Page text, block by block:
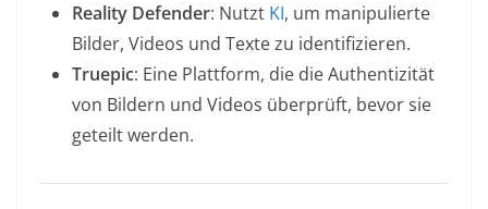
Reality Defender: Nutzt KI, um manipulierte
Bilder, Videos und Texte zu identifizieren.
Truepic: Eine Plattform, die die Authentizität
von Bildern und Videos überprüft, bevor sie
geteilt werden.